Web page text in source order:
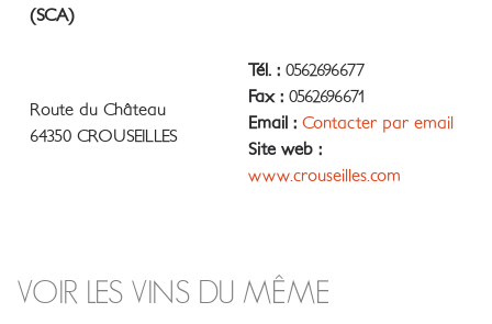
(SCA)
Route du Château
64350 CROUSEILLES
Tél. : 0562696677
Fax : 0562696671
Email : Contacter par email
Site web :
www.crouseilles.com
VOIR LES VINS DU MÊME